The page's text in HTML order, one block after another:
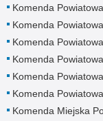
Komenda
Komenda
Komenda
Komenda
Komenda
Komenda
Komenda Miejska